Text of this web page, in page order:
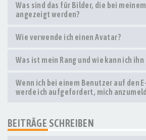
Was sind das für Bilder, die bei
angezeigt werden?
Wie verwende ich einen Avatar?
Was ist mein Rang und wie kann ich ihn
Wenn ich bei einem Benutzer auf den
werde ich aufgefordert, mich
BEITRÄGE SCHREIBEN